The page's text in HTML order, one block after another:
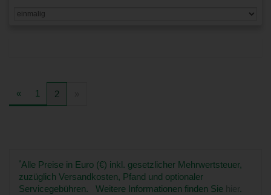
« 1 2
*Alle Preise in Euro (€) inkl. gesetzlicher Mehrwertsteuer,
zuzüglich Versandkosten, Pfand und optionaler
Servicegebühren. Weitere Informationen finden Sie hier.